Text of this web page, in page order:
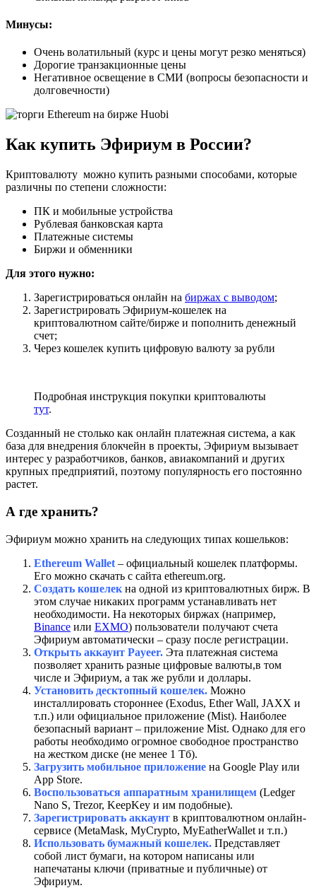
Минусы:
Очень волатильный (курс и цены могут резко меняться)
Дорогие транзакционные цены
Негативное освещение в СМИ (вопросы безопасности и
долговечности)
Как купить Эфириум в России?
Криптовалюту можно купить разными способами, которые
различны по степени сложности:
ПК и мобильные устройства
Рублевая банковская карта
Платежные системы
Биржи и обменники
Для этого нужно:
Зарегистрироваться онлайн на биржах с выводом;
Зарегистрировать Эфириум-кошелек на
криптовалютном сайте/бирже и пополнить денежный
счет;
Через кошелек купить цифровую валюту за рубли
Подробная инструкция покупки криптовалюты
тут.
Созданный не столько как онлайн платежная система, а как
база для внедрения блокчейн в проекты, Эфириум вызывает
интерес у разработчиков, банков, авиакомпаний и других
крупных предприятий, поэтому популярность его постоянно
растет.
А где хранить?
Эфириум можно хранить на следующих типах кошельков:
Ethereum Wallet – официальный кошелек платформы.
Его можно скачать с сайта ethereum.org.
Создать кошелек на одной из криптовалютных бирж. В
этом случае никаких программ устанавливать нет
необходимости. На некоторых биржах (например,
Binance или EXMO) пользователи получают счета
Эфириум автоматически – сразу после регистрации.
Открыть аккаунт Payeer. Эта платежная система
позволяет хранить разные цифровые валюты,в том
числе и Эфириум, а так же рубли и доллары.
Установить десктопный кошелек. Можно
инсталлировать стороннее (Exodus, Ether Wall, JAXX и
т.п.) или официальное приложение (Mist). Наиболее
безопасный вариант – приложение Mist. Однако для его
работы необходимо огромное свободное пространство
на жестком диске (не менее 1 Тб).
Загрузить мобильное приложение на Google Play или
App Store.
Воспользоваться аппаратным хранилищем (Ledger
Nano S, Trezor, KeepKey и им подобные).
Зарегистрировать аккаунт в криптовалютном онлайн-
сервисе (MetaMask, MyCrypto, MyEatherWallet и т.п.)
Использовать бумажный кошелек. Представляет
собой лист бумаги, на котором написаны или
напечатаны ключи (приватные и публичные) от
Эфириум.